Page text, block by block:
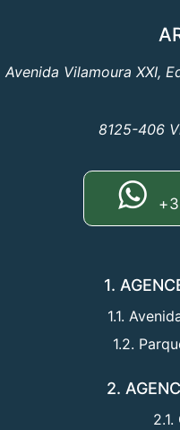
Avenida Vilamoura XXI,
8125-406
1.
1.1.
1.2.
2.